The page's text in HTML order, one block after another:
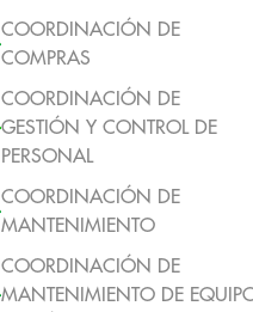
COORDINACIÓN DE
COMPRAS
COORDINACIÓN DE
GESTIÓN Y CONTROL DE
PERSONAL
COORDINACIÓN DE
MANTENIMIENTO
COORDINACIÓN DE
MANTENIMIENTO DE